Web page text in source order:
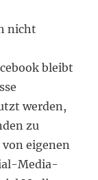
nicht
bleibt
werden,
zu
eigenen
Media-